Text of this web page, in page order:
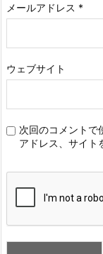
メールアドレス *
ウェブサイト
次回のコメントで
アドレス、サイト